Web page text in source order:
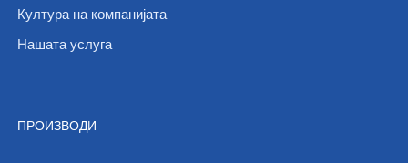
Култура на компанијата
Нашата услуга
ПРОИЗВОДИ